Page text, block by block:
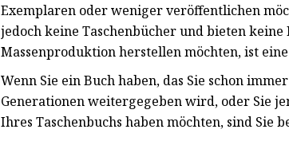
Exemplaren oder weniger veröffentlichen
jedoch keine Taschenbücher und bieten
Massenproduktion herstellen möchten, ist
Wenn Sie ein Buch haben, das Sie schon
Generationen weitergegeben wird, oder Sie
Ihres Taschenbuchs haben möchten, sind Sie